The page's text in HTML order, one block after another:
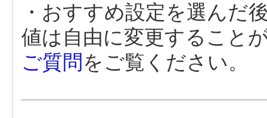
・おすすめ設定を選んだ
値は自由に変更すること
ご質問 をご覧ください。